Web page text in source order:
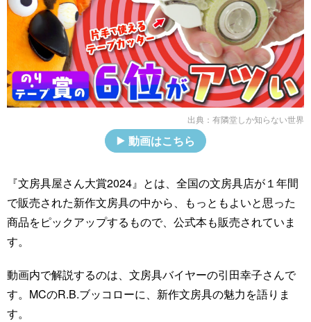
出典： 有隣堂しか知らない世界
動画はこちら
『文房具屋さん大賞2024』とは、全国の文房具店が１年間
で販売された新作文房具の中から、もっともよいと思った
商品をピックアップするもので、公式本も販売されていま
す。
動画内で解説するのは、文房具バイヤーの引田幸子さんで
す。MCのR.B.ブッコローに、新作文房具の魅力を語りま
す。